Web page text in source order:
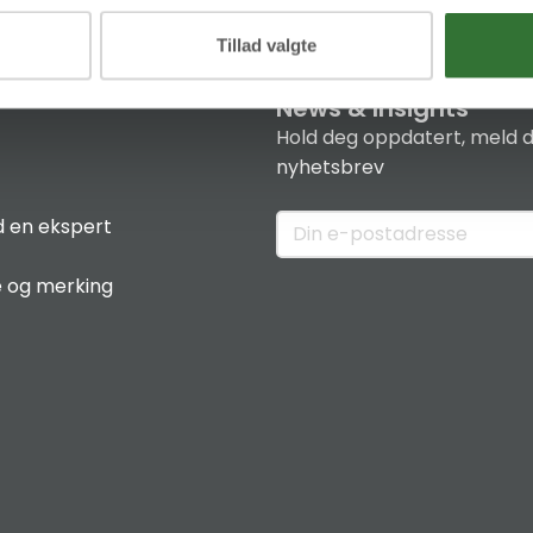
Tillad valgte
en ekspert
og merking
News & Insights
Hold deg oppdatert, meld
nyhetsbrev